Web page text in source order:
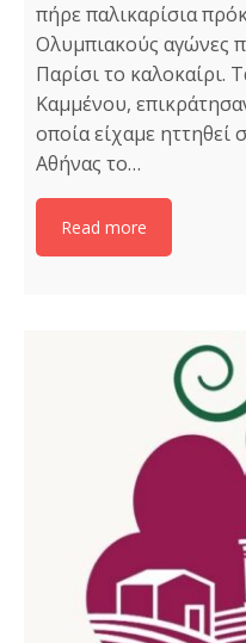
πήρε παλικαρίσια
Ολυμπιακούς αγώνες
Παρίσι το καλοκαίρι.
Καμμένου,
οποία είχαμε ηττηθεί
Αθήνας το…
Read more